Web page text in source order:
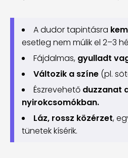
A dudor tapintásra
esetleg nem múlik el 2–3
Fájdalmas, gyulladt
Változik a színe (pl.
Észrevehető duzzanat
nyirokcsomókban.
Láz, rossz közérzet,
tünetek kísérik.